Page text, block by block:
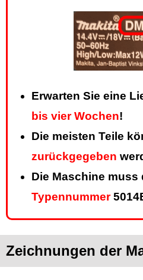
Erwarten Sie eine
bis vier Wochen!
Die meisten Teile
zurückgegeben
Die Maschine muss
Typennummer
Zeichnungen der